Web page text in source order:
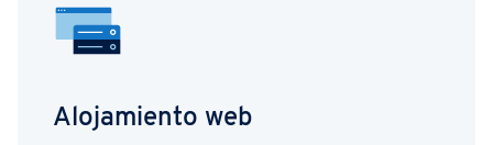
Alojamiento web